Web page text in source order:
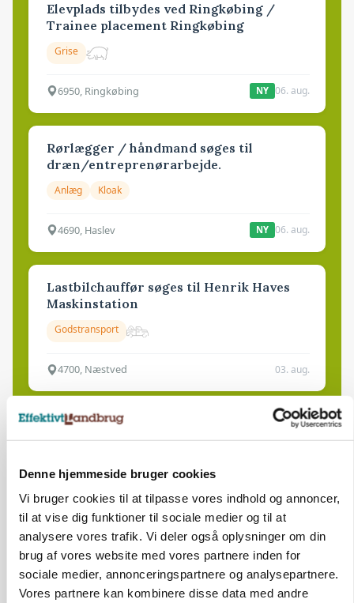
Denne hjemmeside bruger cookies
Vi bruger cookies til at tilpasse vores indhold og annoncer,
til at vise dig funktioner til sociale medier og til at
analysere vores trafik. Vi deler også oplysninger om din
brug af vores website med vores partnere inden for
sociale medier, annonceringspartnere og analysepartnere.
Vores partnere kan kombinere disse data med andre
Elevplads tilbydes ved Ringkøbing /
Trainee placement Ringkøbing
Grise
6950, Ringkøbing NY 06. aug.
Rørlægger / håndmand søges til
dræn/entreprenørarbejde.
Anlæg Kloak
4690, Haslev NY 06. aug.
Lastbilchauffør søges til Henrik Haves
Maskinstation
Godstransport
4700, Næstved 03. aug.
Medarbejdere til griseproduktion
03. aug.
Kalvepasser til ejendom i udvikling søges
Kalve